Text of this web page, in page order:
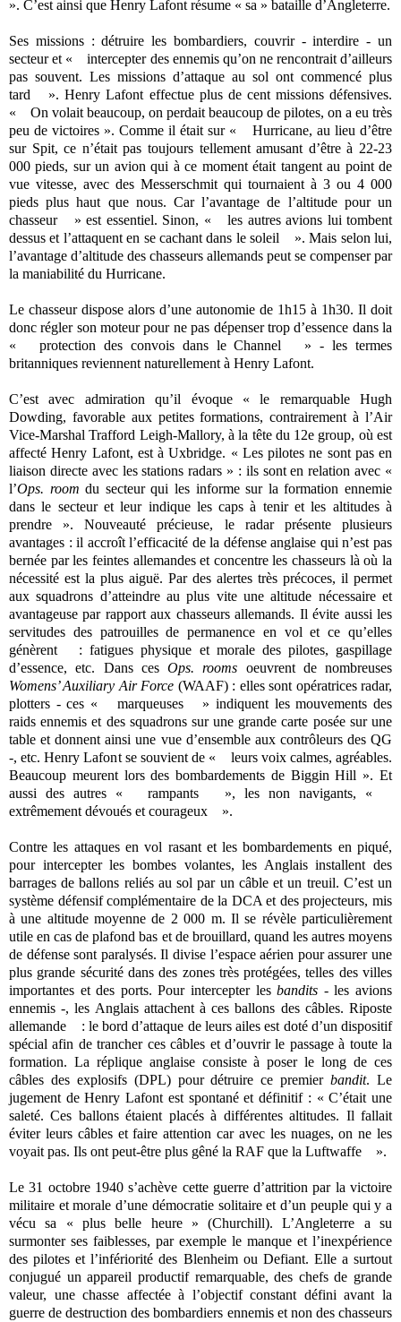
». C’est ainsi que Henry Lafont résume « sa » bataille d’Angleterre.
Ses missions : détruire les bombardiers, couvrir - interdire - un
secteur et « intercepter des ennemis qu’on ne rencontrait d’ailleurs
pas souvent. Les missions d’attaque au sol ont commencé plus
tard ». Henry Lafont effectue plus de cent missions défensives.
« On volait beaucoup, on perdait beaucoup de pilotes, on a eu très
peu de victoires ». Comme il était sur « Hurricane, au lieu d’être
sur Spit, ce n’était pas toujours tellement amusant d’être à 22-23
000 pieds, sur un avion qui à ce moment était tangent au point de
vue vitesse, avec des Messerschmit qui tournaient à 3 ou 4 000
pieds plus haut que nous. Car l’avantage de l’altitude pour un
chasseur » est essentiel. Sinon, « les autres avions lui tombent
dessus et l’attaquent en se cachant dans le soleil ». Mais selon lui,
l’avantage d’altitude des chasseurs allemands peut se compenser par
la maniabilité du Hurricane.
Le chasseur dispose alors d’une autonomie de 1h15 à 1h30. Il doit
donc régler son moteur pour ne pas dépenser trop d’essence dans la
« protection des convois dans le Channel » - les termes
britanniques reviennent naturellement à Henry Lafont.
C’est avec admiration qu’il évoque « le remarquable Hugh
Dowding, favorable aux petites formations, contrairement à l’Air
Vice-Marshal Trafford Leigh-Mallory, à la tête du 12e group, où est
affecté Henry Lafont, est à Uxbridge. « Les pilotes ne sont pas en
liaison directe avec les stations radars » : ils sont en relation avec «
l’Ops. room du secteur qui les informe sur la formation ennemie
dans le secteur et leur indique les caps à tenir et les altitudes à
prendre ». Nouveauté précieuse, le radar présente plusieurs
avantages : il accroît l’efficacité de la défense anglaise qui n’est pas
bernée par les feintes allemandes et concentre les chasseurs là où la
nécessité est la plus aiguë. Par des alertes très précoces, il permet
aux squadrons d’atteindre au plus vite une altitude nécessaire et
avantageuse par rapport aux chasseurs allemands. Il évite aussi les
servitudes des patrouilles de permanence en vol et ce qu’elles
génèrent : fatigues physique et morale des pilotes, gaspillage
d’essence, etc. Dans ces Ops. rooms oeuvrent de nombreuses
Womens’ Auxiliary Air Force (WAAF) : elles sont opératrices radar,
plotters - ces « marqueuses » indiquent les mouvements des
raids ennemis et des squadrons sur une grande carte posée sur une
table et donnent ainsi une vue d’ensemble aux contrôleurs des QG
-, etc. Henry Lafont se souvient de « leurs voix calmes, agréables.
Beaucoup meurent lors des bombardements de Biggin Hill ». Et
aussi des autres « rampants », les non navigants, «
extrêmement dévoués et courageux ».
Contre les attaques en vol rasant et les bombardements en piqué,
pour intercepter les bombes volantes, les Anglais installent des
barrages de ballons reliés au sol par un câble et un treuil. C’est un
système défensif complémentaire de la DCA et des projecteurs, mis
à une altitude moyenne de 2 000 m. Il se révèle particulièrement
utile en cas de plafond bas et de brouillard, quand les autres moyens
de défense sont paralysés. Il divise l’espace aérien pour assurer une
plus grande sécurité dans des zones très protégées, telles des villes
importantes et des ports. Pour intercepter lesbandits - les avions
ennemis -, les Anglais attachent à ces ballons des câbles. Riposte
allemande : le bord d’attaque de leurs ailes est doté d’un dispositif
spécial afin de trancher ces câbles et d’ouvrir le passage à toute la
formation. La réplique anglaise consiste à poser le long de ces
câbles des explosifs (DPL) pour détruire ce premierbandit. Le
jugement de Henry Lafont est spontané et définitif : « C’était une
saleté. Ces ballons étaient placés à différentes altitudes. Il fallait
éviter leurs câbles et faire attention car avec les nuages, on ne les
voyait pas. Ils ont peut-être plus gêné la RAF que la Luftwaffe ».
Le 31 octobre 1940 s’achève cette guerre d’attrition par la victoire
militaire et morale d’une démocratie solitaire et d’un peuple qui y a
vécu sa « plus belle heure » (Churchill). L’Angleterre a su
surmonter ses faiblesses, par exemple le manque et l’inexpérience
des pilotes et l’infériorité des Blenheim ou Defiant. Elle a surtout
conjugué un appareil productif remarquable, des chefs de grande
valeur, une chasse affectée à l’objectif constant défini avant la
guerre de destruction des bombardiers ennemis et non des chasseurs